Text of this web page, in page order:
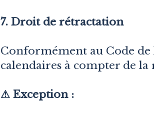
7. Droit de rétractation
Conformément au Code de
calendaires à compter de
⚠ Exception :